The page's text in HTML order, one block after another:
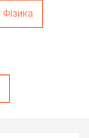
Фізика